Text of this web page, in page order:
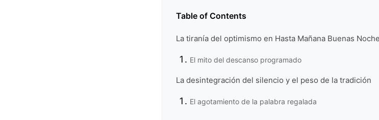
Table of Contents
La tiranía del optimismo en Hasta Mañana Buenas
El mito del descanso programado
La desintegración del silencio y el peso de la tradición
El agotamiento de la palabra regalada